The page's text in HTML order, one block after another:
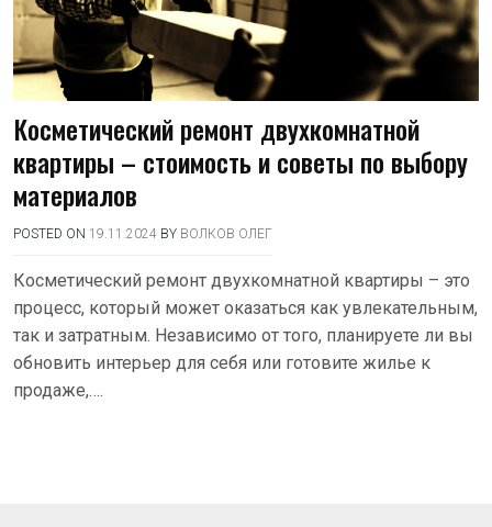
Косметический ремонт двухкомнатной
квартиры – стоимость и советы по выбору
материалов
POSTED ON 19.11.2024 BY ВОЛКОВ ОЛЕГ
Косметический ремонт двухкомнатной квартиры – это
процесс, который может оказаться как увлекательным,
так и затратным. Независимо от того, планируете ли вы
обновить интерьер для себя или готовите жилье к
продаже,….